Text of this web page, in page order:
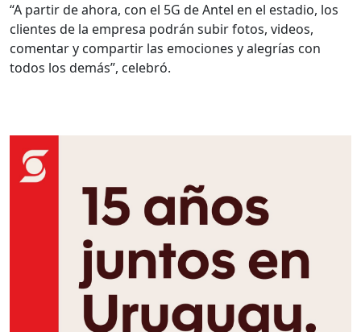
“A partir de ahora, con el 5G de Antel en el estadio, los
clientes de la empresa podrán subir fotos, videos,
comentar y compartir las emociones y alegrías con
todos los demás”, celebró.